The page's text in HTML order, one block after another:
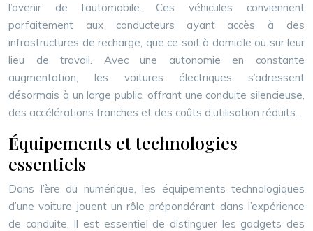
l’avenir de l’automobile. Ces véhicules conviennent
parfaitement aux conducteurs ayant accès à des
infrastructures de recharge, que ce soit à domicile ou sur leur
lieu de travail. Avec une autonomie en constante
augmentation, les voitures électriques s’adressent
désormais à un large public, offrant une conduite silencieuse,
des accélérations franches et des coûts d’utilisation réduits.
Équipements et technologies
essentiels
Dans l’ère du numérique, les équipements technologiques
d’une voiture jouent un rôle prépondérant dans l’expérience
de conduite. Il est essentiel de distinguer les gadgets des